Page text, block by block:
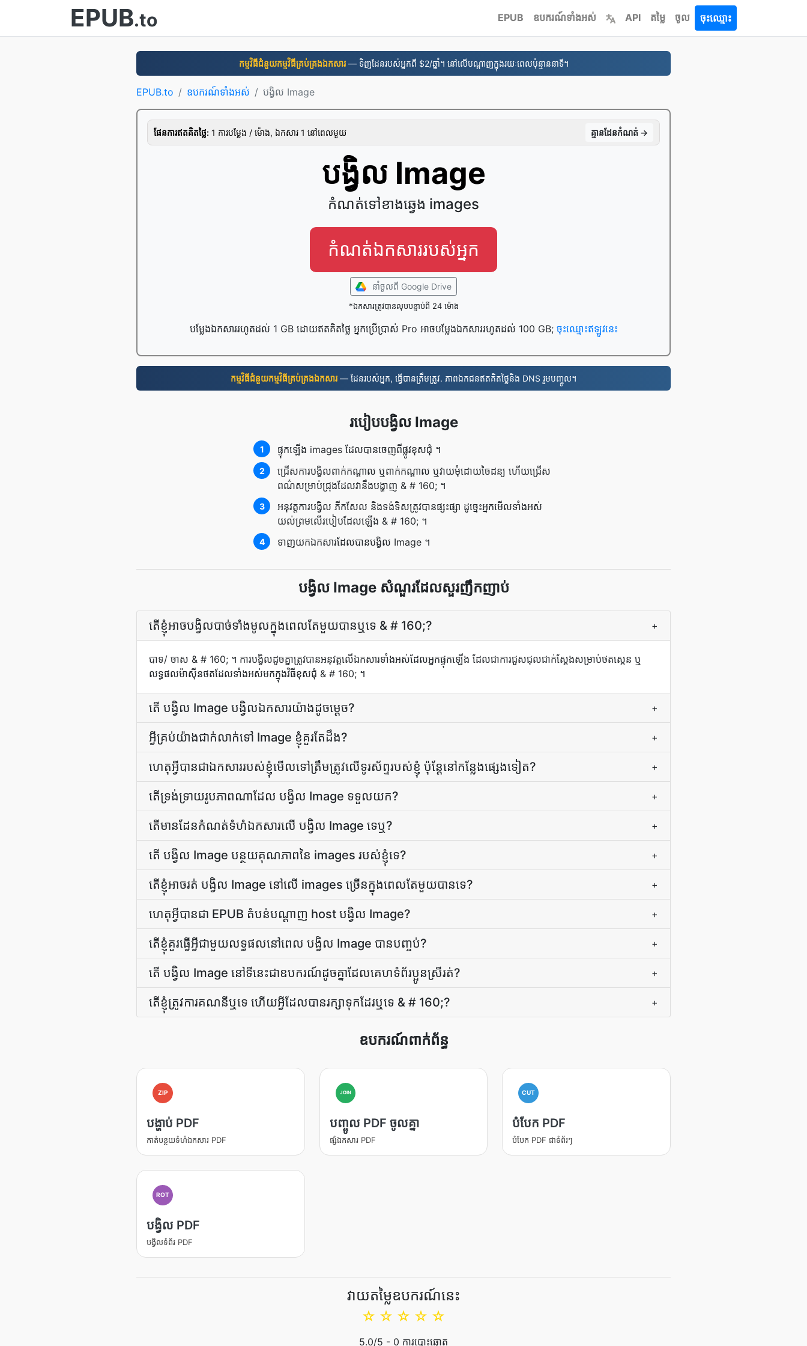
EPUB.to EPUB ឧបករណ៍​ទាំងអស់ API តម្លៃ ចូល ចុះឈ្មោះ
កម្មវិធី​ជំនួយ​កម្មវិធី​គ្រប់គ្រង​ឯកសារ— ទិញដែនរបស់អ្នកពី $2/ឆ្នាំ។ នៅលើបណ្តាញក្នុងរយៈពេលប៉ុន្មាននាទី។
EPUB.to ឧបករណ៍​ទាំងអស់ បង្វិល Image
ផែនការ​ឥត​គិត​ថ្លៃ: 1 ការ​បម្លែង / ម៉ោង, ឯកសារ 1 នៅ​ពេល​មួយ គ្មាន​ដែន​កំណត់ →
បង្វិល Image
កំណត់​ទៅ​ខាង​ឆ្វេង images
កំណត់​ឯកសារ​របស់​អ្នក
នាំចូល​ពី Google Drive
*ឯកសារត្រូវបានលុបបន្ទាប់ពី 24 ម៉ោង
បម្លែងឯកសាររហូតដល់ 1 GB ដោយឥតគិតថ្លៃ អ្នកប្រើប្រាស់ Pro អាចបម្លែងឯកសាររហូតដល់ 100 GB; ចុះឈ្មោះឥឡូវនេះ
កម្មវិធី​ជំនួយ​កម្មវិធី​គ្រប់គ្រង​ឯកសារ— ដែនរបស់អ្នក, ធ្វើបានត្រឹមត្រូវ. ភាពឯកជនឥតគិតថ្លៃនិង DNS រួមបញ្ចូល។
របៀប​បង្វិល Image
1 ផ្ទុក​ឡើង images ដែល​បាន​ចេញ​ពី​ផ្លូវ​ខុស​ជុំ ។
2
ជ្រើស​ការ​បង្វិល​ពាក់​កណ្ដាល ឬ​ពាក់​កណ្ដាល ឬ​វាយ​មុំ​ដោយ​ចៃដន្យ ហើយ​ជ្រើស​
ពណ៌​សម្រាប់​ជ្រុង​ដែល​វា​នឹង​បង្ហាញ & # 160; ។
3
អនុវត្ត​ការ​បង្វិល ភីកសែល និង​ទង់​ទិស​ត្រូវ​បាន​ផ្សះផ្សា ដូច្នេះ​អ្នក​មើល​ទាំងអស់​
យល់ព្រម​លើ​របៀប​ដែល​ឡើង & # 160; ។
4 ទាញយក​ឯកសារ​ដែល​បាន​បង្វិល Image ។
បង្វិល Image សំណួរដែលសួរញឹកញាប់
តើ​ខ្ញុំ​អាច​បង្វិល​បាច់​ទាំងមូល​ក្នុង​ពេល​តែ​មួយ​បាន​ឬ​ទេ & # 160;? +
បាទ/ ចាស & # 160; ។ ការ​បង្វិល​ដូចគ្នា​ត្រូវ​បាន​អនុវត្ត​លើ​ឯកសារ​ទាំងអស់​ដែល​អ្នក​ផ្ទុក​ឡើង ដែល​ជា​ការ​ជួសជុល​ជាក់ស្តែង​សម្រាប់​ថត​ស្កេន ឬ​
លទ្ធផល​ម៉ាស៊ីន​ថត​ដែល​ទាំងអស់​មក​ក្នុង​វិធី​ខុស​ជុំ & # 160; ។
តើ បង្វិល Image បង្វិល​ឯកសារ​យ៉ាងដូចម្តេច? +
អ្វីគ្រប់យ៉ាងជាក់លាក់ទៅ Image ខ្ញុំគួរតែដឹង? +
ហេតុអ្វី​បាន​ជា​ឯកសារ​របស់​ខ្ញុំ​មើល​ទៅ​ត្រឹមត្រូវ​លើ​ទូរស័ព្ទ​របស់​ខ្ញុំ ប៉ុន្តែ​នៅ​កន្លែង​ផ្សេង​ទៀត​? +
តើ​ទ្រង់ទ្រាយ​រូបភាព​ណា​ដែល បង្វិល Image ទទួល​យក? +
តើ​មាន​ដែន​កំណត់​ទំហំ​ឯកសារ​លើ បង្វិល Image ទេ​ឬ? +
តើ បង្វិល Image បន្ថយគុណភាពនៃ images របស់ខ្ញុំទេ? +
តើ​ខ្ញុំ​អាច​រត់ បង្វិល Image នៅ​លើ images ច្រើន​ក្នុង​ពេល​តែ​មួយ​បាន​ទេ? +
ហេតុអ្វីបានជា EPUB តំបន់បណ្ដាញ host បង្វិល Image? +
តើខ្ញុំគួរធ្វើអ្វីជាមួយលទ្ធផលនៅពេល បង្វិល Image បានបញ្ចប់? +
តើ បង្វិល Image នៅទីនេះជាឧបករណ៍ដូចគ្នាដែលគេហទំព័រប្អូនស្រីរត់? +
តើ​ខ្ញុំ​ត្រូវការ​គណនី​ឬ​ទេ ហើយ​អ្វី​ដែល​បាន​រក្សា​ទុក​ដែរ​ឬទេ & # 160;? +
ឧបករណ៍ពាក់ព័ន្ធ
ZIP
បង្ហាប់ PDF
កាត់បន្ថយទំហំឯកសារ PDF
JOIN
បញ្ចូល PDF ចូលគ្នា
ផ្សំឯកសារ PDF
CUT
បំបែក PDF
បំបែក PDF ជាទំព័រៗ
ROT
បង្វិល PDF
បង្វិលទំព័រ PDF
វាយតម្លៃឧបករណ៍នេះ
☆
☆
☆
☆
☆
5.0/5 - 0 ការបោះឆ្នោត